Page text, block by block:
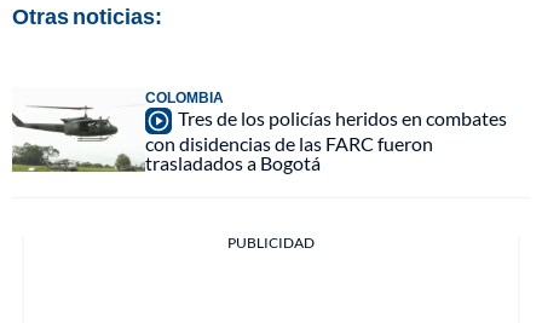
Otras noticias:
COLOMBIA
Tres de los policías heridos en combates
con disidencias de las FARC fueron
trasladados a Bogotá
PUBLICIDAD